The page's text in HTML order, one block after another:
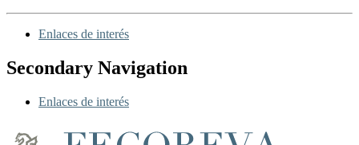
Enlaces de interés
Secondary Navigation
Enlaces de interés